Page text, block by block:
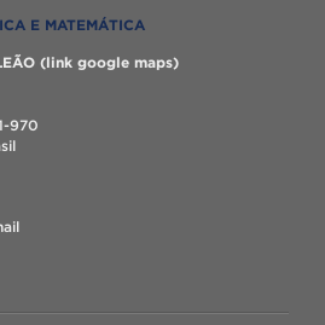
E MATEMÁTICA
(link google maps)
970